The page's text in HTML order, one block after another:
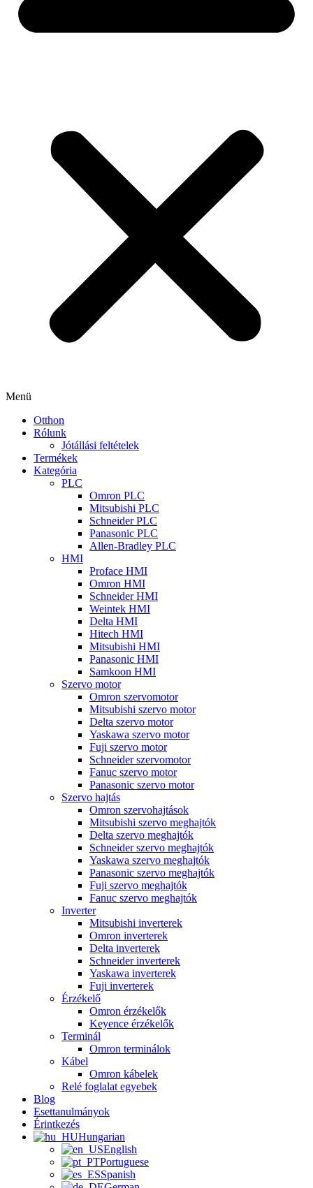
Menü
Otthon
Rólunk
Jótállási feltételek
Termékek
Kategória
PLC
Omron PLC
Mitsubishi PLC
Schneider PLC
Panasonic PLC
Allen-Bradley PLC
HMI
Proface HMI
Omron HMI
Schneider HMI
Weintek HMI
Delta HMI
Hitech HMI
Mitsubishi HMI
Panasonic HMI
Samkoon HMI
Szervo motor
Omron szervomotor
Mitsubishi szervo motor
Delta szervo motor
Yaskawa szervo motor
Fuji szervo motor
Schneider szervomotor
Fanuc szervo motor
Panasonic szervo motor
Szervo hajtás
Omron szervohajtások
Mitsubishi szervo meghajtók
Delta szervo meghajtók
Schneider szervo meghajtók
Yaskawa szervo meghajtók
Panasonic szervo meghajtók
Fuji szervo meghajtók
Fanuc szervo meghajtók
Inverter
Mitsubishi inverterek
Omron inverterek
Delta inverterek
Schneider inverterek
Yaskawa inverterek
Fuji inverterek
Érzékelő
Omron érzékelők
Keyence érzékelők
Terminál
Omron terminálok
Kábel
Omron kábelek
Relé foglalat egyebek
Blog
Esettanulmányok
Érintkezés
Hungarian
English
Portuguese
Spanish